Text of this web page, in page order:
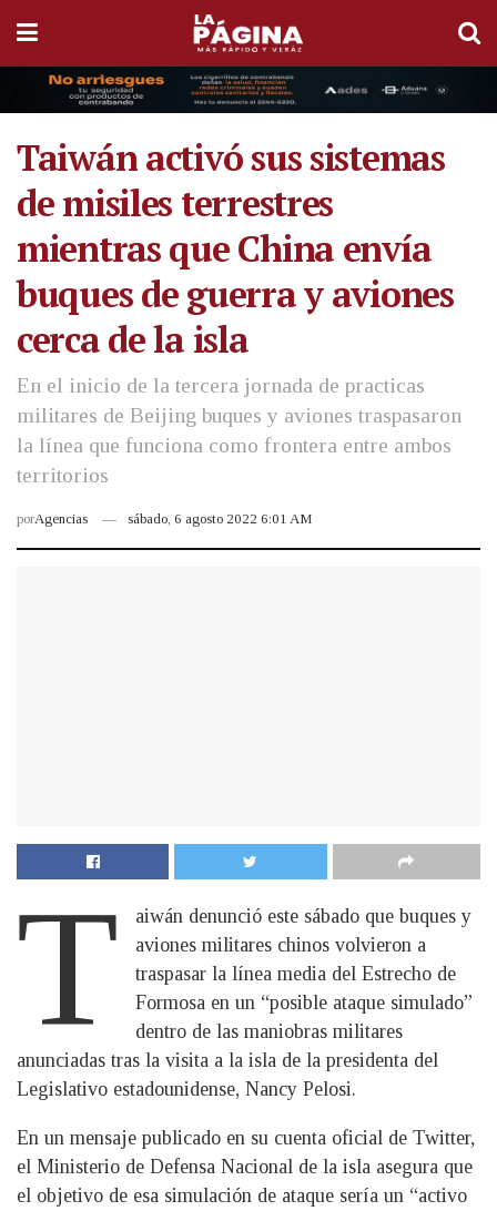
Taiwán activó sus sistemas
de misiles terrestres
mientras que China envía
buques de guerra y aviones
cerca de la isla
En el inicio de la tercera jornada de practicas
militares de Beijing buques y aviones traspasaron
la línea que funciona como frontera entre ambos
territorios
porAgencias sábado, 6 agosto 2022 6:01 AM
T
aiwán denunció este sábado que buques y
aviones militares chinos volvieron a
traspasar la línea media del Estrecho de
Formosa en un “posible ataque simulado”
dentro de las maniobras militares
anunciadas tras la visita a la isla de la presidenta del
Legislativo estadounidense, Nancy Pelosi.
En un mensaje publicado en su cuenta oficial de Twitter,
el Ministerio de Defensa Nacional de la isla asegura que
el objetivo de esa simulación de ataque sería un “activo